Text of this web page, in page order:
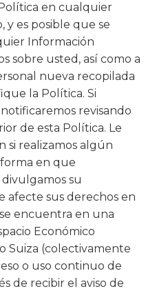
en cualquier
y es posible que se
Información
sobre usted, así como a
nueva recopilada
la Política. Si
revisando
de esta Política. Le
si realizamos algún
en que
su
afecte sus derechos en
encuentra en una
Económico
Suiza (colectivamente
o uso continuo de
de recibir el aviso de